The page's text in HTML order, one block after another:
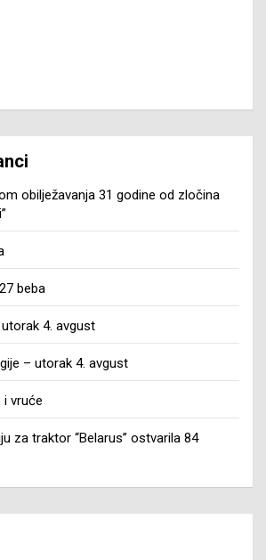
obilježavanja 31 godine od zločina
beba
4. avgust
– utorak 4. avgust
vruće
za traktor “Belarus” ostvarila 84